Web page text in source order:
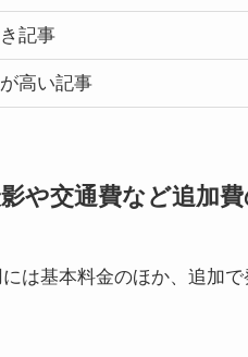
記事
高い記事
や交通費など追加
は基本料金のほか、追加